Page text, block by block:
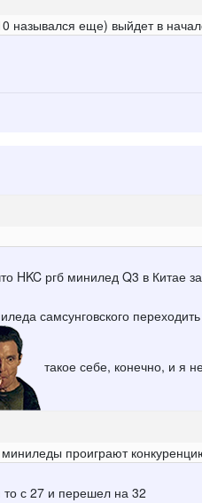
назывался еще) выйдет в
HKC ргб минилед Q3 в Китае
самсунговского
такое себе, конечно, и я
проиграют
с 27 и перешел на 32